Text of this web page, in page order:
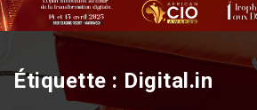
Étiquette : Digital.in